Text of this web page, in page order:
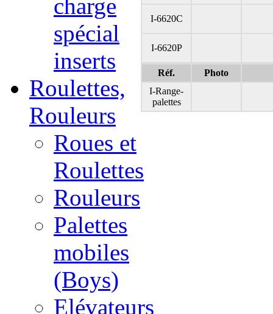
I-6620C
I-6620P
Réf.
Photo
I-Range-
palettes
charge
spécial
inserts
Roulettes,
Rouleurs
Roues et
Roulettes
Rouleurs
Palettes
mobiles
(Boys)
Elévateurs